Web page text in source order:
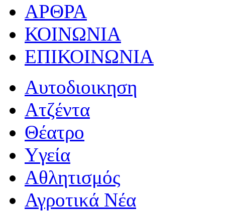
ΑΡΘΡΑ
ΚΟΙΝΩΝΙΑ
ΕΠΙΚΟΙΝΩΝΙΑ
Αυτοδιοικηση
Ατζέντα
Θέατρο
Yγεία
Αθλητισμός
Αγροτικά Νέα